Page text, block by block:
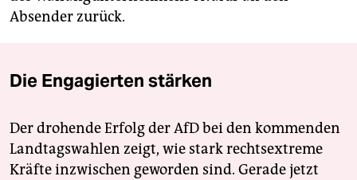
Absender zurück.
Die Engagierten stärken
Der drohende Erfolg der AfD bei den kommenden
Landtagswahlen zeigt, wie stark rechtsextreme
Kräfte inzwischen geworden sind. Gerade jetzt